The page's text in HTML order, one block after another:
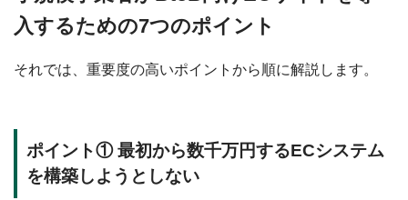
入するための7つのポイント
それでは、重要度の高いポイントから順に解説します。
ポイント① 最初から数千万円するECシステム
を構築しようとしない